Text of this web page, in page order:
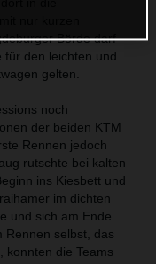
Börde darf
für den leichten und
gelten.
noch
der beiden KTM
Rennen jedoch
rutschte bei kalten
ins Kiesbett und
im dichten
und sich am Ende
Rennen selbst, das
konnten die Teams